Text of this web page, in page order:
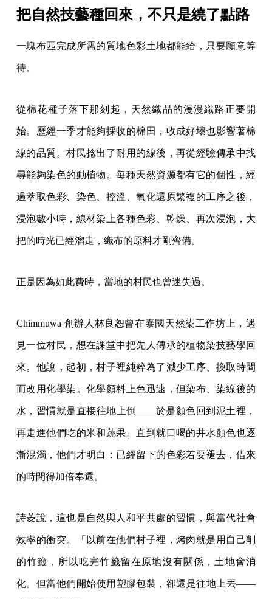
把自然技藝種回來，不只是繞了點路
一塊布匹完成所需的質地色彩土地都能給，只要願意等
待。
從棉花種子落下那刻起，天然織品的漫漫織路正要開
始。歷經一季才能夠採收的棉田，收成好壞也影響著棉
線的品質。村民捻出了耐用的線後，再從經驗傳承中找
尋能夠染色的動植物。每種天然資源都有它的個性，經
過萃取色彩、染色、控溫、氧化還原繁複的工序之後，
浸泡數小時，線材染上各種色彩、乾燥、再次浸泡，大
把的時光已經溜走，織布的原料才剛齊備。
正是因為如此費時，當地的村民也曾迷失過。
Chimmuwa 創辦人林良恕曾在泰國天然染工作坊上，遇
見一位村民，想在課堂中把先人傳承的植物染技藝學回
來。他說，起初，村子裡純粹為了減少工序、換取時間
而改用化學染。化學顏料上色迅速，但染布、染線後的
水，習慣就是直接往地上倒——於是顏色回到泥土裡，
再走進他們吃的米和蔬果。直到就口喝的井水顏色也逐
漸混濁，他們才明白：已經留下的色彩若要褪去，借來
的時間得加倍奉還。
詩菱說，這也是自然與人和平共處的習慣，與當代社會
效率的衝突。「以前在他們村子裡，烤肉就是用自己削
的竹籤，所以吃完竹籤留在原地沒有關係，土地會消
化。但當他們開始使用塑膠包裝，卻還是往地上丟——